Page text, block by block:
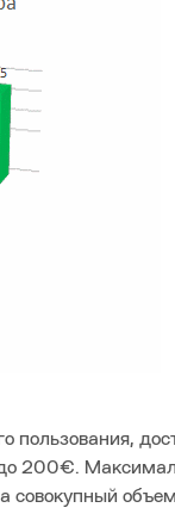
пользования,
200€.
совокупный